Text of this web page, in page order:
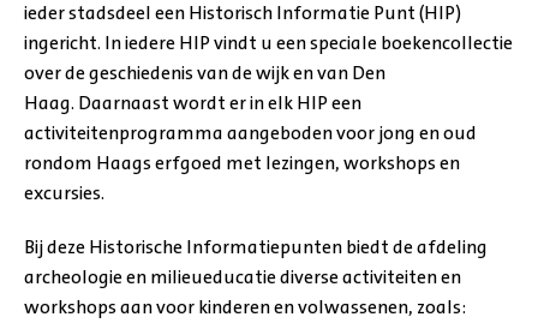
ieder stadsdeel een Historisch Informatie Punt (HIP)
ingericht. In iedere HIP vindt u een speciale boekencollectie
over de geschiedenis van de wijk en van Den
Haag. Daarnaast wordt er in elk HIP een
activiteitenprogramma aangeboden voor jong en oud
rondom Haags erfgoed met lezingen, workshops en
excursies.
Bij deze Historische Informatiepunten biedt de afdeling
archeologie en milieueducatie diverse activiteiten en
workshops aan voor kinderen en volwassenen, zoals: